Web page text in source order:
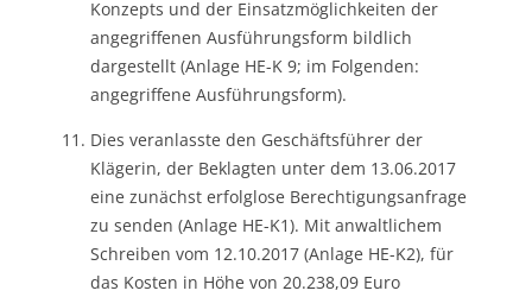
Konzepts und der Einsatzmöglichkeiten der
angegriffenen Ausführungsform bildlich
dargestellt (Anlage HE-K 9; im Folgenden:
angegriffene Ausführungsform).
Dies veranlasste den Geschäftsführer der
Klägerin, der Beklagten unter dem 13.06.2017
eine zunächst erfolglose Berechtigungsanfrage
zu senden (Anlage HE-K1). Mit anwaltlichem
Schreiben vom 12.10.2017 (Anlage HE-K2), für
das Kosten in Höhe von 20.238,09 Euro